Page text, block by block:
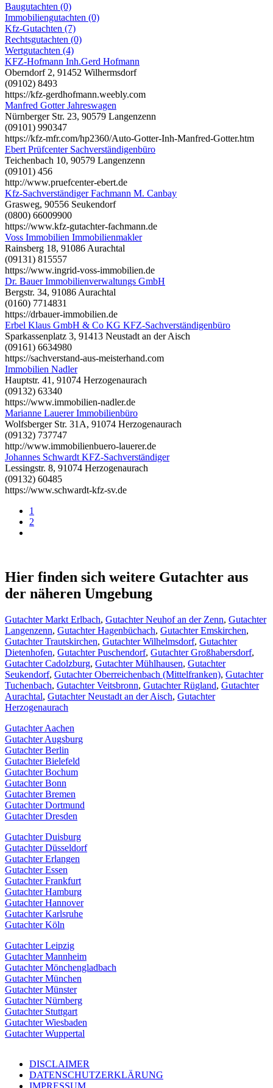
Baugutachten (0)
Immobiliengutachten (0)
Kfz-Gutachten (7)
Rechtsgutachten (0)
Wertgutachten (4)
KFZ-Hofmann Inh.Gerd Hofmann
Oberndorf 2, 91452 Wilhermsdorf
(09102) 8493
https://kfz-gerdhofmann.weebly.com
Manfred Gotter Jahreswagen
Nürnberger Str. 23, 90579 Langenzenn
(09101) 990347
https://kfz-mfr.com/hp2360/Auto-Gotter-Inh-Manfred-Gotter.htm
Ebert Prüfcenter Sachverständigenbüro
Teichenbach 10, 90579 Langenzenn
(09101) 456
http://www.pruefcenter-ebert.de
Kfz-Sachverständiger Fachmann M. Canbay
Grasweg, 90556 Seukendorf
(0800) 66009900
https://www.kfz-gutachter-fachmann.de
Voss Immobilien Immobilienmakler
Rainsberg 18, 91086 Aurachtal
(09131) 815557
https://www.ingrid-voss-immobilien.de
Dr. Bauer Immobilienverwaltungs GmbH
Bergstr. 34, 91086 Aurachtal
(0160) 7714831
https://drbauer-immobilien.de
Erbel Klaus GmbH & Co KG KFZ-Sachverständigenbüro
Sparkassenplatz 3, 91413 Neustadt an der Aisch
(09161) 6634980
https://sachverstand-aus-meisterhand.com
Immobilien Nadler
Hauptstr. 41, 91074 Herzogenaurach
(09132) 63340
https://www.immobilien-nadler.de
Marianne Lauerer Immobilienbüro
Wolfsberger Str. 31A, 91074 Herzogenaurach
(09132) 737747
http://www.immobilienbuero-lauerer.de
Johannes Schwardt KFZ-Sachverständiger
Lessingstr. 8, 91074 Herzogenaurach
(09132) 60485
https://www.schwardt-kfz-sv.de
1
2
Hier finden sich weitere Gutachter aus
der näheren Umgebung
Gutachter Markt Erlbach, Gutachter Neuhof an der Zenn, Gutachter
Langenzenn, Gutachter Hagenbüchach, Gutachter Emskirchen,
Gutachter Trautskirchen, Gutachter Wilhelmsdorf, Gutachter
Dietenhofen, Gutachter Puschendorf, Gutachter Großhabersdorf,
Gutachter Cadolzburg, Gutachter Mühlhausen, Gutachter
Seukendorf, Gutachter Oberreichenbach (Mittelfranken), Gutachter
Tuchenbach, Gutachter Veitsbronn, Gutachter Rügland, Gutachter
Aurachtal, Gutachter Neustadt an der Aisch, Gutachter
Herzogenaurach
Gutachter Aachen
Gutachter Augsburg
Gutachter Berlin
Gutachter Bielefeld
Gutachter Bochum
Gutachter Bonn
Gutachter Bremen
Gutachter Dortmund
Gutachter Dresden
Gutachter Duisburg
Gutachter Düsseldorf
Gutachter Erlangen
Gutachter Essen
Gutachter Frankfurt
Gutachter Hamburg
Gutachter Hannover
Gutachter Karlsruhe
Gutachter Köln
Gutachter Leipzig
Gutachter Mannheim
Gutachter Mönchengladbach
Gutachter München
Gutachter Münster
Gutachter Nürnberg
Gutachter Stuttgart
Gutachter Wiesbaden
Gutachter Wuppertal
DISCLAIMER
DATENSCHUTZERKLÄRUNG
IMPRESSUM